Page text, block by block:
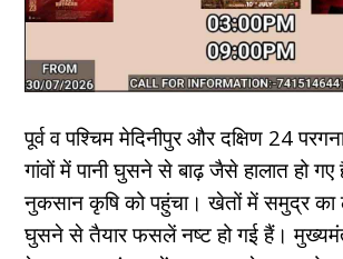
पूर्व व पश्चिम मेदिनीपुर और दक्षिण 24
गांवों में पानी घुसने से बाढ़ जैसे हालात हो
नुकसान कृषि को पहुंचा। खेतों में समुद्र का
घुसने से तैयार फसलें नष्ट हो गई हैं।